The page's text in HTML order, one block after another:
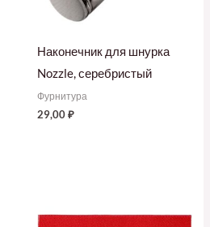
Наконечник для шнурка
Nozzle, серебристый
Фурнитура
29,00₽